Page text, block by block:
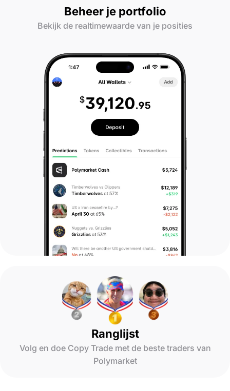
Beheer je portfolio
Bekijk de realtimewaarde van je posities
Ranglijst
Volg en doe Copy Trade met de beste traders van
Polymarket